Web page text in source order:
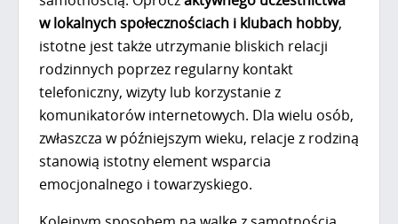
w lokalnych społecznościach i klubach hobby,
istotne jest także utrzymanie bliskich relacji
rodzinnych poprzez regularny kontakt
telefoniczny, wizyty lub korzystanie z
komunikatorów internetowych. Dla wielu osób,
zwłaszcza w późniejszym wieku, relacje z rodziną
stanowią istotny element wsparcia
emocjonalnego i towarzyskiego.